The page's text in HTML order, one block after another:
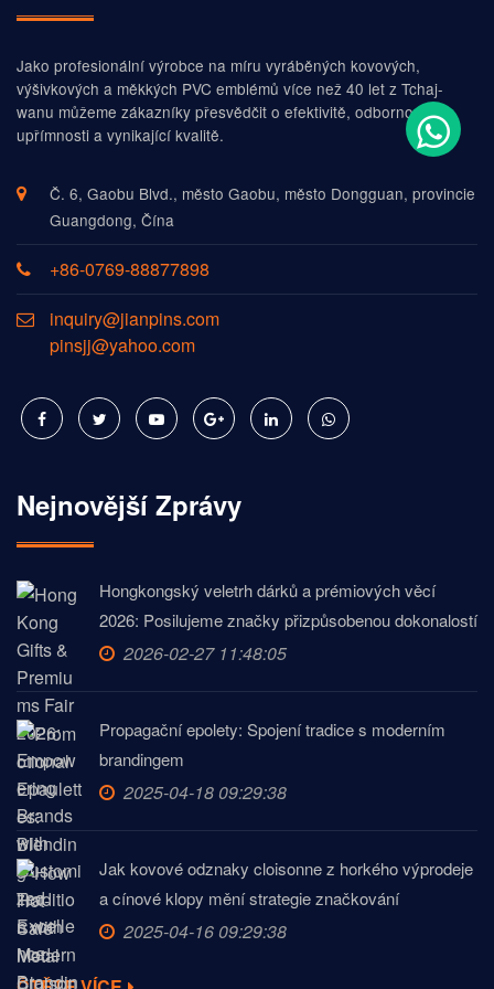
Jako profesionální výrobce na míru vyráběných kovových,
výšivkových a měkkých PVC emblémů více než 40 let z Tchaj-
wanu můžeme zákazníky přesvědčit o efektivitě, odbornosti,
upřímnosti a vynikající kvalitě.
Č. 6, Gaobu Blvd., město Gaobu, město Dongguan, provincie
Guangdong, Čína
+86-0769-88877898
inquiry@jianpins.com
pinsjj@yahoo.com
Nejnovější Zprávy
Hongkongský veletrh dárků a prémiových věcí
2026: Posilujeme značky přizpůsobenou dokonalostí
2026-02-27 11:48:05
Propagační epolety: Spojení tradice s moderním
brandingem
2025-04-18 09:29:38
Jak kovové odznaky cloisonne z horkého výprodeje
a cínové klopy mění strategie značkování
2025-04-16 09:29:38